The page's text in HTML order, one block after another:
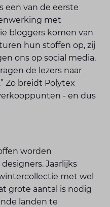
een van de eerste
met
bloggers komen van
hun stoffen op, zij
ons op social media.
de lezers naar
Zo breidt Polytex
- en dus
worden
Jaarlijks
met wel
grote aantal is nodig
landen te